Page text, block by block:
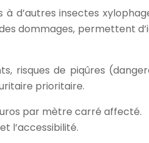
d’autres insectes
dommages, permettent
risques de piqûres
prioritaire.
par mètre carré affecté.
l’accessibilité.